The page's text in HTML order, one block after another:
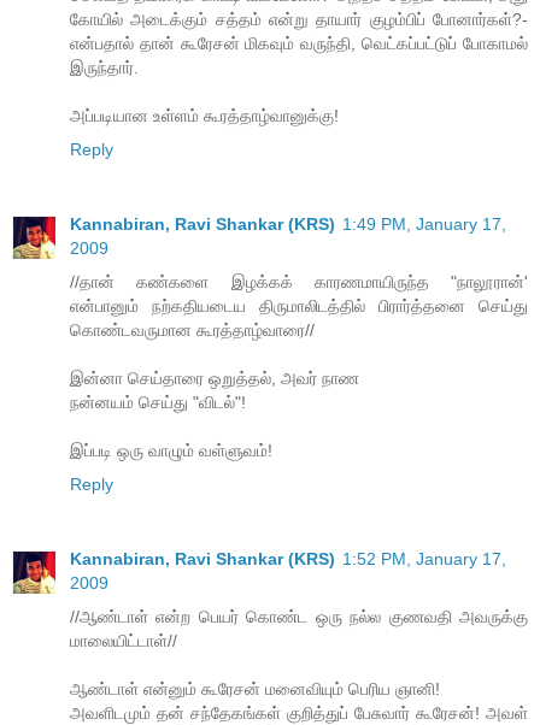
கோயில் அடைக்கும் சத்தம் என்று தாயார் குழம்பிப் போனார்கள்?-
என்பதால் தான் கூரேசன் மிகவும் வருந்தி, வெட்கப்பட்டுப் போகாமல்
இருந்தார்.
அப்படியான உள்ளம் கூரத்தாழ்வானுக்கு!
Reply
Kannabiran, Ravi Shankar (KRS) 1:49 PM, January 17,
2009
//தான் கண்களை இழக்கக் காரணமாயிருந்த "நாலூரான்'
என்பானும் நற்கதியடைய திருமாலிடத்தில் பிரார்த்தனை செய்து
கொண்டவருமான கூரத்தாழ்வாரை//
இன்னா செய்தாரை ஒறுத்தல், அவர் நாண
நன்னயம் செய்து "விடல்"!
இப்படி ஒரு வாழும் வள்ளுவம்!
Reply
Kannabiran, Ravi Shankar (KRS) 1:52 PM, January 17,
2009
//ஆண்டாள் என்ற பெயர் கொண்ட ஒரு நல்ல குணவதி அவருக்கு
மாலையிட்டாள்//
ஆண்டாள் என்னும் கூரேசன் மனைவியும் பெரிய ஞானி!
அவளிடமும் தன் சந்தேகங்கள் குறித்துப் பேசுவார் கூரேசன்! அவள்